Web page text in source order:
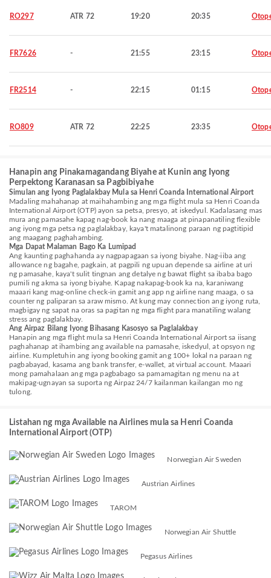
RO297 ATR 72 19:20 20:35
FR7626 - 21:55 23:15
FR2514 - 22:15 01:15
RO809 ATR 72 22:25 23:35
Hanapin ang Pinakamagandang Biyahe at Kunin ang Iyong
Perpektong Karanasan sa Pagbibiyahe
Simulan ang Iyong Paglalakbay Mula sa Henri Coanda International Airport
Madaling mahahanap at maihahambing ang mga flight mula sa Henri Coanda
International Airport (OTP) ayon sa petsa, presyo, at iskedyul. Kadalasang mas
mura ang pamasahe kapag nag-book ka nang maaga at pinapanatiling flexible
ang iyong mga petsa ng paglalakbay, kaya't matalinong paraan ng pagtitipid
ang maagang paghahambing.
Mga Dapat Malaman Bago Ka Lumipad
Ang kaunting paghahanda ay nagpapagaan sa iyong biyahe. Nag-iiba ang
allowance ng bagahe, pagkain, at pagpili ng upuan depende sa airline at uri
ng pamasahe, kaya't sulit tingnan ang detalye ng bawat flight sa ibaba bago
pumili ng akma sa iyong biyahe. Kapag nakapag-book ka na, karaniwang
maaari kang mag-online check-in gamit ang app ng airline nang maaga, o sa
counter ng paliparan sa araw mismo. At kung may connection ang iyong ruta,
magbigay ng sapat na oras sa pagitan ng mga flight para manatiling walang
stress ang paglalakbay.
Ang Airpaz Bilang Iyong Bihasang Kasosyo sa Paglalakbay
Hanapin ang mga flight mula sa Henri Coanda International Airport sa iisang
paghahanap at ihambing ang available na pamasahe, iskedyul, at opsyon ng
airline. Kumpletuhin ang iyong booking gamit ang 100+ lokal na paraan ng
pagbabayad, kasama ang bank transfer, e-wallet, at virtual account. Maaari
mong pamahalaan ang mga pagbabago sa pamamagitan ng menu na at
makipag-ugnayan sa suporta ng Airpaz 24/7 kailanman kailangan mo ng
tulong.
Listahan ng mga Available na Airlines mula sa Henri Coanda
International Airport (OTP)
Norwegian Air Sweden
Austrian Airlines
TAROM
Norwegian Air Shuttle
Pegasus Airlines